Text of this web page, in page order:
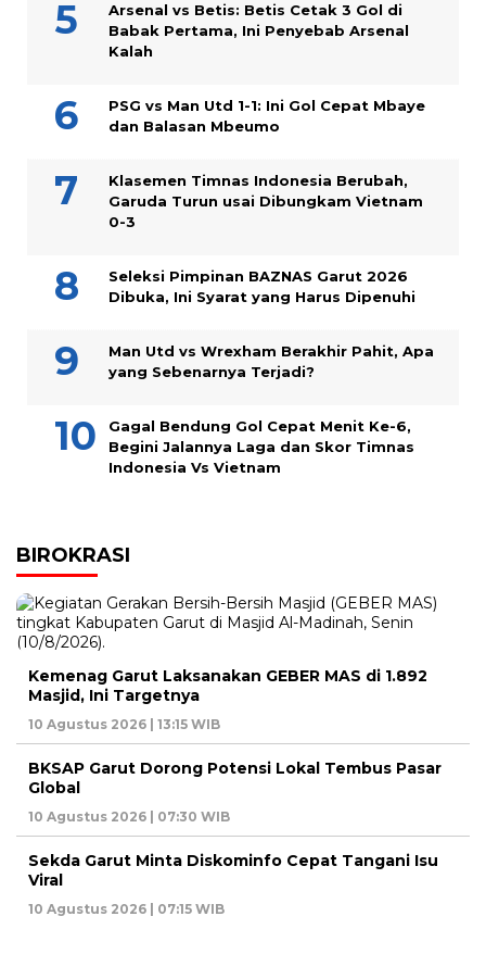
Arsenal vs Betis: Betis Cetak 3 Gol di
Babak Pertama, Ini Penyebab Arsenal
Kalah
PSG vs Man Utd 1-1: Ini Gol Cepat Mbaye
dan Balasan Mbeumo
Klasemen Timnas Indonesia Berubah,
Garuda Turun usai Dibungkam Vietnam
0-3
Seleksi Pimpinan BAZNAS Garut 2026
Dibuka, Ini Syarat yang Harus Dipenuhi
Man Utd vs Wrexham Berakhir Pahit, Apa
yang Sebenarnya Terjadi?
Gagal Bendung Gol Cepat Menit Ke-6,
Begini Jalannya Laga dan Skor Timnas
Indonesia Vs Vietnam
BIROKRASI
Kemenag Garut Laksanakan GEBER MAS di 1.892
Masjid, Ini Targetnya
10 Agustus 2026 | 13:15 WIB
BKSAP Garut Dorong Potensi Lokal Tembus Pasar
Global
10 Agustus 2026 | 07:30 WIB
Sekda Garut Minta Diskominfo Cepat Tangani Isu
Viral
10 Agustus 2026 | 07:15 WIB